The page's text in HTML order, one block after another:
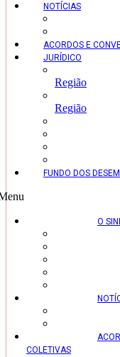
NOTÍCIAS
ACORDOS E
JURÍDICO
Região
Região
FUNDO DOS
O
COLETIVAS